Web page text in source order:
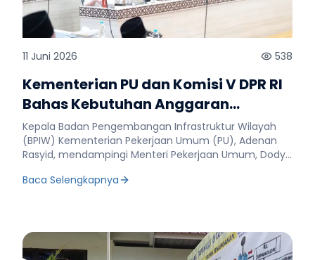
11 Juni 2026 538
Kementerian PU dan Komisi V DPR RI
Bahas Kebutuhan Anggaran
Kementerian PU Tahun 2027
Kepala Badan Pengembangan Infrastruktur Wilayah
(BPIW) Kementerian Pekerjaan Umum (PU), Adenan
Rasyid, mendampingi Menteri Pekerjaan Umum, Dody
V DPR RI di Gedung Nusantara, Jakarta, 11 Juni 2026.
Lasarus menyampaikan sejumlah catatan strategis,
antara lain penguatan konektivitas nasional,
Baca Selengkapnya